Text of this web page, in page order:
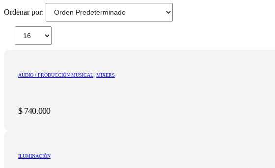
Ordenar por:
AUDIO / PRODUCCIÓN MUSICAL MIXERS
$740.000
ILUMINACIÓN